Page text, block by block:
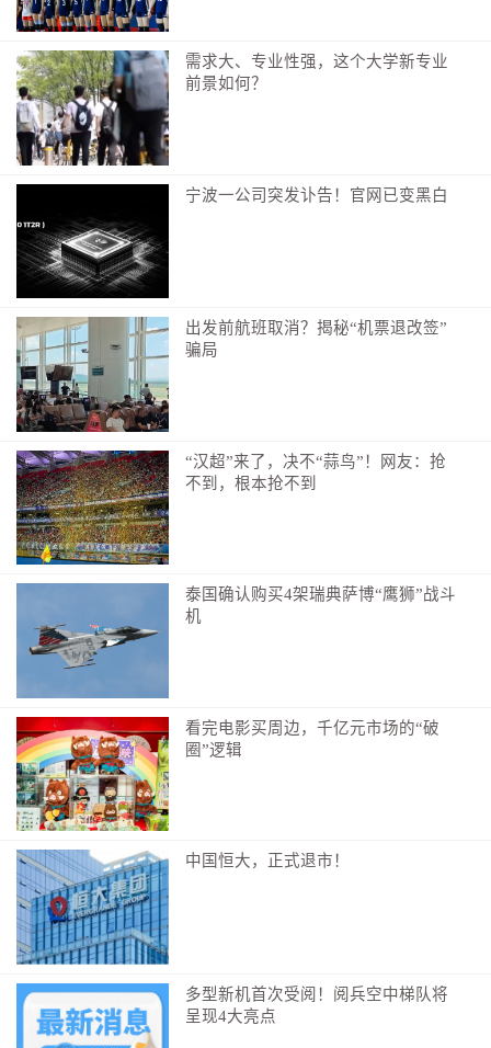
现场观众庆祝“汉超”揭幕战进球。
记者在球场看台区看到
几乎每人都拿着扇子
大家边喊“加油”边摇扇子
有人甚至贴上退热贴走进球场
小编以为他发烧了，一问才知道：
“太热了，这是降温用的”
贴着退热贴观看“汉超”揭幕战的观众。
不少人定闹钟、拼手速
抢到票还要发到社交平台“显摆”
需求大、专业性强，这个大学新专业
前景如何？
宁波一公司突发讣告！官网已变黑白
出发前航班取消？揭秘“机票退改签”
骗局
“汉超”来了，决不“蒜鸟”！网友：抢
不到，根本抢不到
泰国确认购买4架瑞典萨博“鹰狮”战斗
机
看完电影买周边，千亿元市场的“破
圈”逻辑
中国恒大，正式退市！
多型新机首次受阅！阅兵空中梯队将
呈现4大亮点